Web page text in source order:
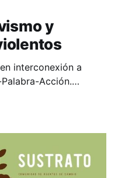
y
interconexión a
Acción.
la interconexión-
y
compasiva